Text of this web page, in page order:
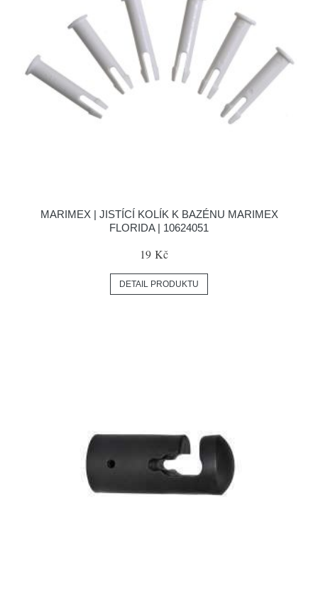
MARIMEX | JISTÍCÍ KOLÍK K BAZÉNU MARIMEX
FLORIDA | 10624051
19 Kč
DETAIL PRODUKTU